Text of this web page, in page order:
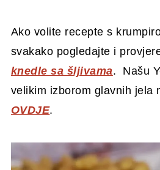
Ako volite recepte s
svakako pogledajte i
knedle sa šljivama. Našu
velikim izborom glavnih jela
OVDJE.